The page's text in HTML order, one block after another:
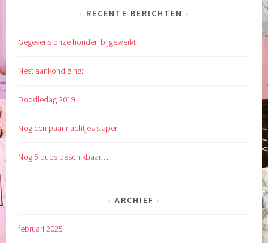
RECENTE BERICHTEN
Gegevens onze honden bijgewerkt
Nest aankondiging:
Doodledag 2019
Nog een paar nachtjes slapen
Nog 5 pups beschikbaar….
ARCHIEF
februari 2025